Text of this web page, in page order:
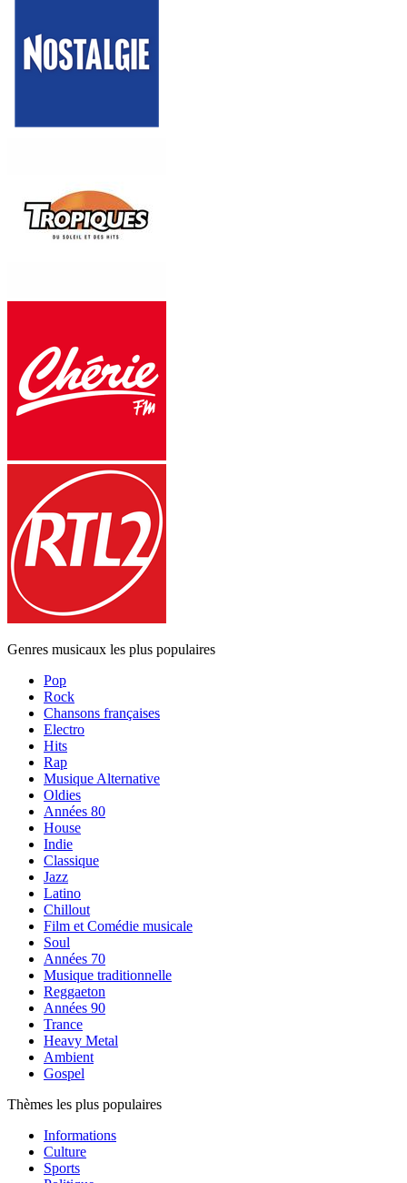
Genres musicaux les plus populaires
Pop
Rock
Chansons françaises
Electro
Hits
Rap
Musique Alternative
Oldies
Années 80
House
Indie
Classique
Jazz
Latino
Chillout
Film et Comédie musicale
Soul
Années 70
Musique traditionnelle
Reggaeton
Années 90
Trance
Heavy Metal
Ambient
Gospel
Thèmes les plus populaires
Informations
Culture
Sports